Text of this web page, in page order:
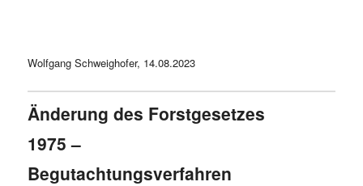
Wolfgang Schweighofer, 14.08.2023
Änderung des Forstgesetzes
1975 –
Begutachtungsverfahren